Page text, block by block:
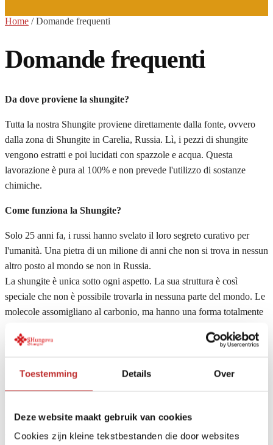
Toestemming Details Over
Deze website maakt gebruik van cookies
Cookies zijn kleine tekstbestanden die door websites
Home /Domande frequenti
Domande frequenti
Da dove proviene la shungite?
Tutta la nostra Shungite proviene direttamente dalla fonte, ovvero
dalla zona di Shungite in Carelia, Russia. Lì, i pezzi di shungite
vengono estratti e poi lucidati con spazzole e acqua. Questa
lavorazione è pura al 100% e non prevede l'utilizzo di sostanze
chimiche.
Come funziona la Shungite?
Solo 25 anni fa, i russi hanno svelato il loro segreto curativo per
l'umanità. Una pietra di un milione di anni che non si trova in nessun
altro posto al mondo se non in Russia.
La shungite è unica sotto ogni aspetto. La sua struttura è così
speciale che non è possibile trovarla in nessuna parte del mondo. Le
molecole assomigliano al carbonio, ma hanno una forma totalmente
solo questa sostanza, ma anche molti altri elementi, molti dei quali
Soprattutto ora che viviamo in un'epoca di G4, G4+ e G5, possiamo
essere felici con questa pietra cosmica. L'effetto è in realtà molto
positive dalla Shungite. Ripolarizzate o armonizzate, si potrebbe
dire. Questo è stato dimostrato anche dalla scienza russa. Che questi